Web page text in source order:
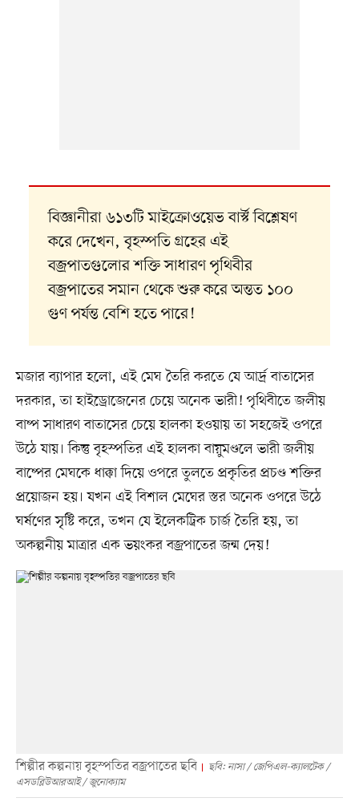
বিজ্ঞানীরা ৬১৩টি মাইক্রোওয়েভ বার্স্ট বিশ্লেষণ
করে দেখেন, বৃহস্পতি গ্রহের এই
বজ্রপাতগুলোর শক্তি সাধারণ পৃথিবীর
বজ্রপাতের সমান থেকে শুরু করে অন্তত ১০০
গুণ পর্যন্ত বেশি হতে পারে!
মজার ব্যাপার হলো, এই মেঘ তৈরি করতে যে আর্দ্র বাতাসের
দরকার, তা হাইড্রোজেনের চেয়ে অনেক ভারী! পৃথিবীতে জলীয়
বাষ্প সাধারণ বাতাসের চেয়ে হালকা হওয়ায় তা সহজেই ওপরে
উঠে যায়। কিন্তু বৃহস্পতির এই হালকা বায়ুমণ্ডলে ভারী জলীয়
বাষ্পের মেঘকে ধাক্কা দিয়ে ওপরে তুলতে প্রকৃতির প্রচণ্ড শক্তির
প্রয়োজন হয়। যখন এই বিশাল মেঘের স্তর অনেক ওপরে উঠে
ঘর্ষণের সৃষ্টি করে, তখন যে ইলেকট্রিক চার্জ তৈরি হয়, তা
অকল্পনীয় মাত্রার এক ভয়ংকর বজ্রপাতের জন্ম দেয়!
শিল্পীর কল্পনায় বৃহস্পতির বজ্রপাতের ছবি
ছবি: নাসা / জেপিএল-ক্যালটেক /
এসডব্লিউআরআই / জুনোক্যাম